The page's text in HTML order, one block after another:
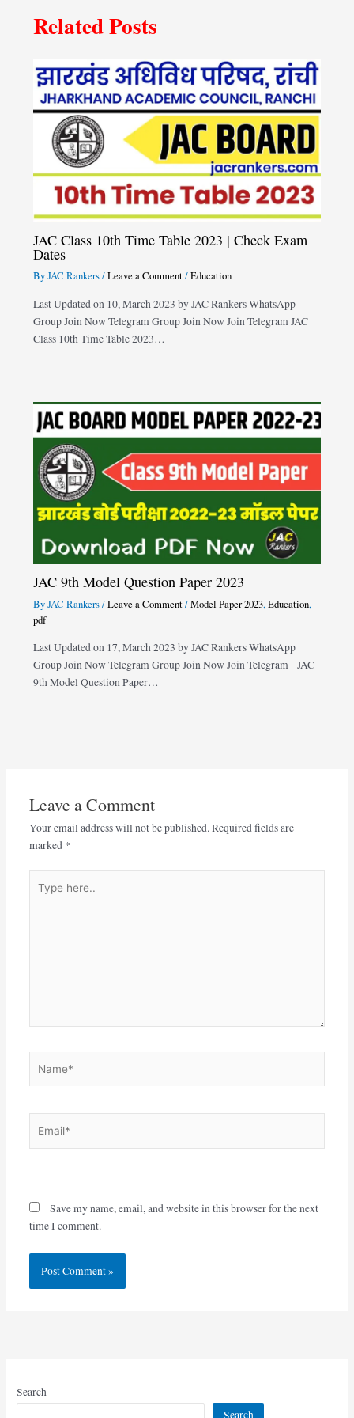
Related Posts
JAC Class 10th Time Table 2023 | Check Exam
Dates
ByJAC Rankers/Leave a Comment /Education
Last Updated on 10, March 2023 by JAC Rankers WhatsApp
Group Join Now Telegram Group Join Now Join Telegram JAC
Class 10th Time Table 2023…
JAC 9th Model Question Paper 2023
ByJAC Rankers/Leave a Comment /Model Paper 2023,Education,
pdf
Last Updated on 17, March 2023 by JAC Rankers WhatsApp
Group Join Now Telegram Group Join Now Join Telegram JAC
9th Model Question Paper…
Leave a Comment
Your email address will not be published.Required fields are
marked *
here..
Save my name, email, and website in this browser for the next
time I comment.
Search
Search